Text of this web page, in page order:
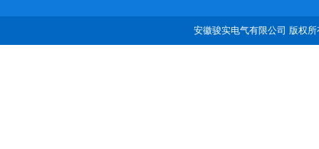
安徽骏实电气有限公司 版权